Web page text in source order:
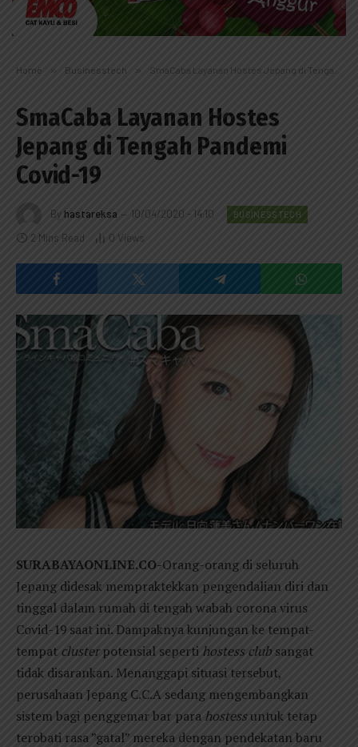
Home » Businesstech » SmaCaba Layanan Hostes Jepang di Tengah Pandemi Covid-19
SmaCaba Layanan Hostes
Jepang di Tengah Pandemi
Covid-19
By hastareksa 10/04/2020 - 14:10 BUSINESSTECH
2 Mins Read 0 Views
SURABAYAONLINE.CO-Orang-orang di seluruh
Jepang didesak mempraktekkan pengendalian diri dan
tinggal dalam rumah di tengah wabah corona virus
Covid-19 saat ini. Dampaknya kunjungan ke tempat-
tempat clusterpotensial seperti hostess clubsangat
tidak disarankan. Menanggapi situasi tersebut,
perusahaan Jepang C.C.A sedang mengembangkan
sistem bagi penggemar bar para hostessuntuk tetap
terobati rasa ”gatal” mereka dengan pendekatan baru